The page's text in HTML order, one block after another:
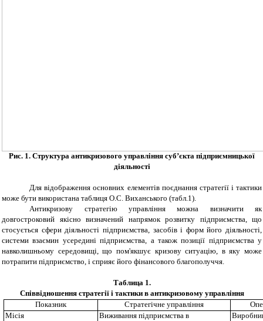
Рис. 1. Структура антикризового управління суб’єкта підприємницької
діяльності
Для відображення основних елементів поєднання стратегії і тактики
може бути використана таблиця О.С. Виханського (табл.1).
Антикризову стратегію управління можна визначити як
довгостроковий якісно визначений напрямок розвитку підприємства, що
стосується сфери діяльності підприємства, засобів і форм його діяльності,
системи взаємин усередині підприємства, а також позиції підприємства у
навколишньому середовищі, що пом'якшує кризову ситуацію, в яку може
потрапити підприємство, і сприяє його фінансового благополуччя.
Таблица 1.
Співвідношеннястратегії ітактики в антикризовому управління
Показник Стратегічне управління О
Місія
Виживання підприємства в